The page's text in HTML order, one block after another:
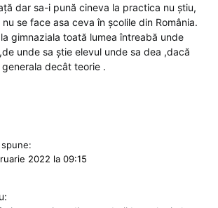
dar sa-i pună cineva la practica nu știu,
se face asa ceva în școlile din România.
gimnaziala toată lumea întreabă unde
unde sa știe elevul unde sa dea ,dacă
decât teorie .
spune:
2022 la 09:15